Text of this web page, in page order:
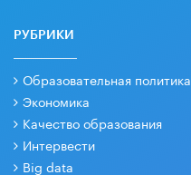
РУБРИКИ
Образовательная политика
Экономика
Качество образования
Интервести
Big data